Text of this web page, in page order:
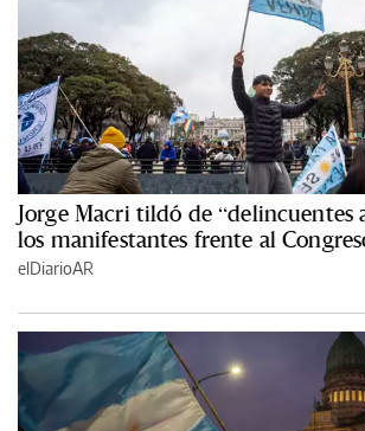
Jorge Macri tildó de “delincuentes
los manifestantes frente al
elDiarioAR